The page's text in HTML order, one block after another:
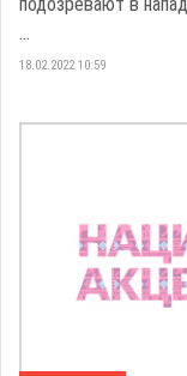
...
18.02.2022 10:59